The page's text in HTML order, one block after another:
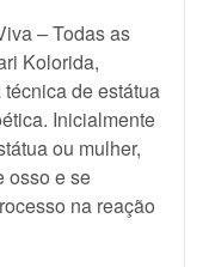
– Todas as
Kolorida,
de estátua
Inicialmente
ou mulher,
osso e se
na reação